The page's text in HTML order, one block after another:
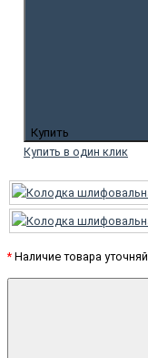
Купить
Купить в один клик
* Наличие товара